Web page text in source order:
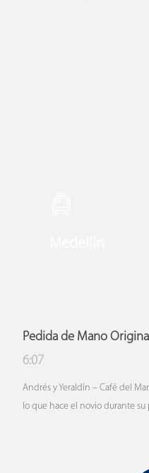
Pedida de Mano
6:07
Andrés y Yeraldín – Café del
lo que hace el novio durante su
Play